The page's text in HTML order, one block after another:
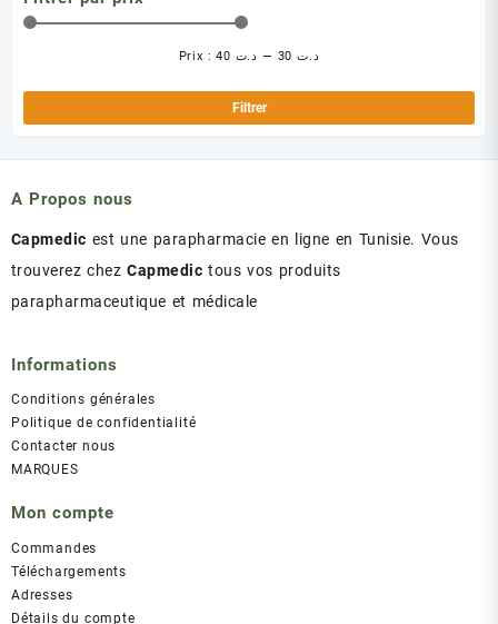
min
Filtrer
Prix : د.ت 30 — د.ت 40
A Propos nous
Capmedic est une parapharmacie en ligne en Tunisie. Vous
trouverez chezCapmedic tous vos produits
parapharmaceutique et médicale
Informations
Conditions générales
Politique de confidentialité
Contacter nous
MARQUES
Mon compte
Commandes
Téléchargements
Adresses
Détails du compte